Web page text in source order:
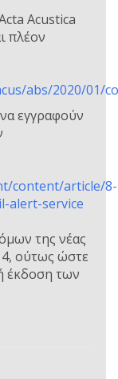
Acustica
πλέον
abs/2020/01/
εγγραφούν
content/article/8-
alert-service
της νέας
ούτως ώστε
έκδοση των